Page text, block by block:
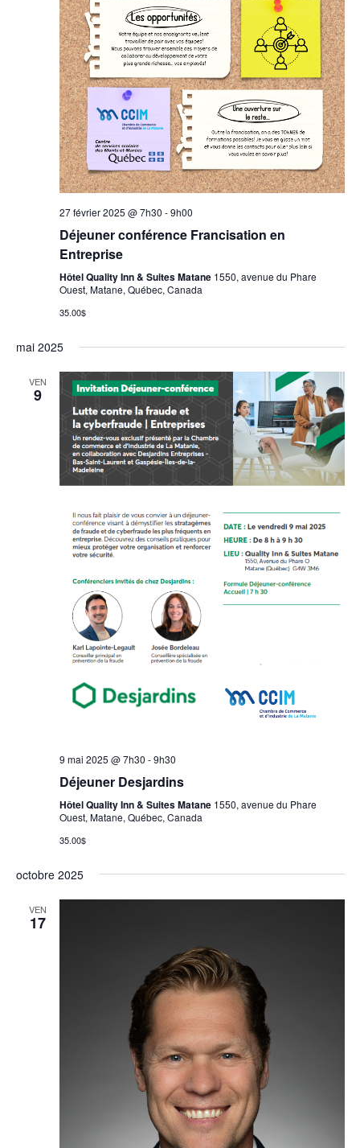
27 février 2025 @ 7h30 -9h00
Déjeuner conférence Francisation en
Entreprise
Hôtel Quality Inn & Suites Matane 1550, avenue du Phare
Ouest, Matane, Québec, Canada
35.00$
mai 2025
VEN
9
9 mai 2025 @ 7h30 -9h30
Déjeuner Desjardins
Hôtel Quality Inn & Suites Matane 1550, avenue du Phare
Ouest, Matane, Québec, Canada
35.00$
octobre 2025
VEN
17